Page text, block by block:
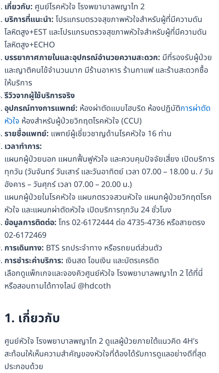
เกี่ยวกับ: ศูนย์โรคหัวใจ โรงพยาบาลพญาไท 2
บริการที่แนะนำ: โปรแกรมตรวจสุขภาพหัวใจสำหรับผู้ที่มีความดัน
โลหิตสูง+EST และโปรแกรมตรวจสุขภาพหัวใจสำหรับผู้ที่มีความดัน
โลหิตสูง+ECHO
บรรยากาศภายในและอุปกรณ์อำนวยความสะดวก: มีที่รองรับผู้ป่วย
และญาติคนไข้จำนวนมาก มีร้านอาหาร ร้านกาแฟ และร้านสะดวกซื้อ
ให้บริการ
รีวิวจากผู้ใช้บริการจริง
อุปกรณ์ทางการแพทย์: ห้องผ่าตัดแบบไฮบริด ห้องปฏิบัติการผ่าตัด
หัวใจ ห้องสำหรับผู้ป่วยวิกฤตโรคหัวใจ (CCU)
รายชื่อแพทย์: แพทย์ผู้เชี่ยวชาญด้านโรคหัวใจ 16 ท่าน
เวลาทำการ:
แผนกผู้ป่วยนอก แผนกฟื้นฟูหัวใจ และควบคุมปัจจัยเสี่ยง เปิดบริการ
ทุกวัน (วันจันทร์ วันเสาร์ และวันอาทิตย์ เวลา 07.00 – 18.00 น. / วัน
อังคาร – วันศุกร์ เวลา 07.00 – 20.00 น.)
แผนกผู้ป่วยในโรคหัวใจ แผนกตรวจสวนหัวใจ แผนกผู้ป่วยวิกฤตโรค
หัวใจ และแผนกผ่าตัดหัวใจ เปิดบริการทุกวัน 24 ชั่วโมง
ข้อมูลการติดต่อ: โทร 02-6172444 ต่อ 4735-4736 หรือสายตรง
02-6172469
การเดินทาง: BTS รถประจำทาง หรือรถยนต์ส่วนตัว
การชำระค่าบริการ: เงินสด โอนเงิน และบัตรเครดิต
เลือกดูแพ็กเกจและจองคิวศูนย์หัวใจ โรงพยาบาลพญาไท 2 ได้ที่นี่
หรือสอบถามได้ทางไลน์ @hdcoth
1. เกี่ยวกับ
ศูนย์หัวใจ โรงพยาบาลพญาไท 2 ดูแลผู้ป่วยภายใต้แนวคิด 4H’s
สะท้อนให้เห็นความสำคัญของหัวใจที่ต้องได้รับการดูแลอย่างดีที่สุด
ประกอบด้วย